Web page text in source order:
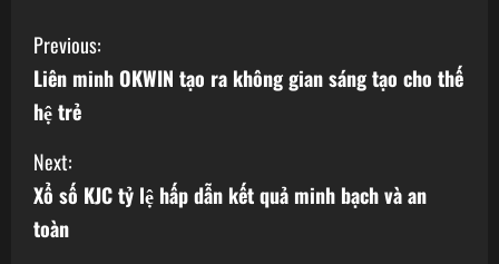
C
o
n
t
i
Previous:
Liên minh OKWIN tạo ra không gian sáng tạo cho thế
hệ trẻ
Next:
Xổ số KJC tỷ lệ hấp dẫn kết quả minh bạch và an
toàn